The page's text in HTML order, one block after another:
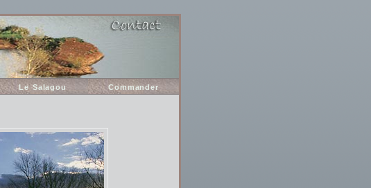
Le Salagou Commander